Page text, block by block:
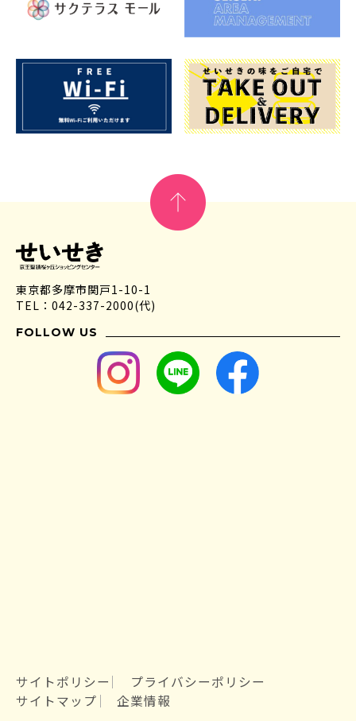
東京都多摩市関戸1-10-1
TEL：042-337-2000(代)
FOLLOW US
サイトポリシー
プライバシーポリシー
サイトマップ
企業情報